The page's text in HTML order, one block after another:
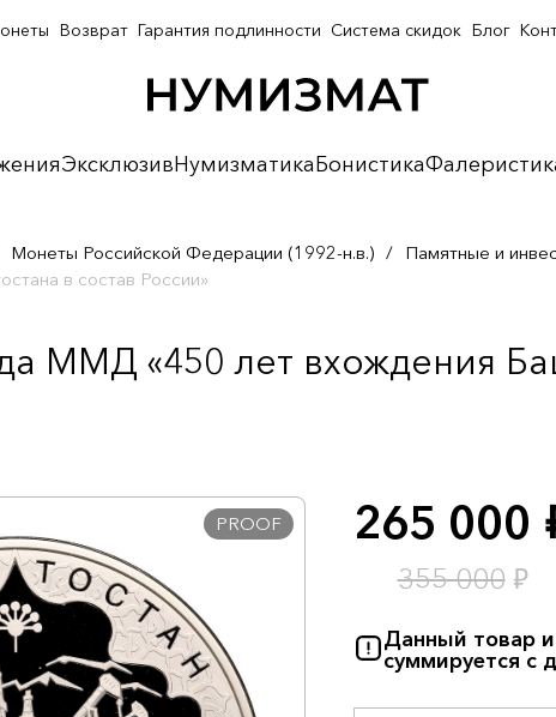
ЭксклюзивНумизматикаБонистика
Возврат Гарантия подлинности Система скидок Блог
Монеты Российской Федерации (1992-н.в.) / Памятные и
в состав России»
ММД «450 лет вхождения
PROOF 265 000
355 000 ₽
Данный товар
суммируется с